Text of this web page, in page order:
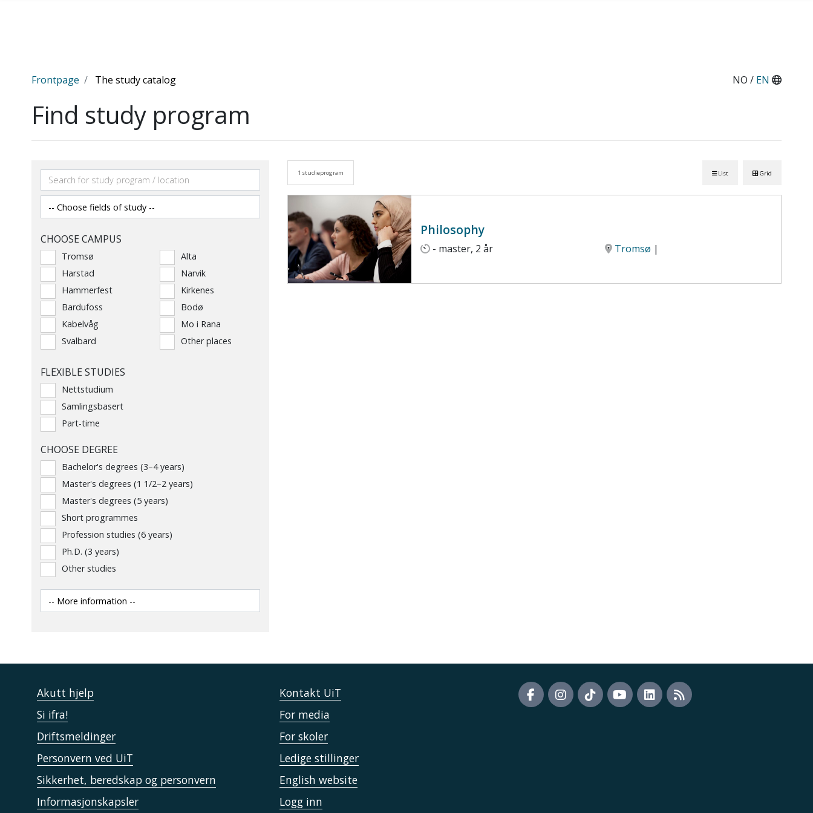
Gå til hovedinnhold
Frontpage The study catalog NO / EN
Find study program
CHOOSE CAMPUS
Tromsø
Alta
Harstad
Narvik
Hammerfest
Kirkenes
Bardufoss
Bodø
Kabelvåg
Mo i Rana
Svalbard
Other places
FLEXIBLE STUDIES
Nettstudium
Samlingsbasert
Part-time
CHOOSE DEGREE
Bachelor's degrees (3–4 years)
Master's degrees (1 1/2–2 years)
Master's degrees (5 years)
Short programmes
Profession studies (6 years)
Ph.D. (3 years)
Other studies
1 studieprogram List Grid
Philosophy
- master, 2 år Tromsø |
Akutt hjelp
Si ifra!
Driftsmeldinger
Personvern ved UiT
Sikkerhet, beredskap og personvern
Informasjonskapsler
Kontakt UiT
For media
For skoler
Ledige stillinger
English website
Logg inn